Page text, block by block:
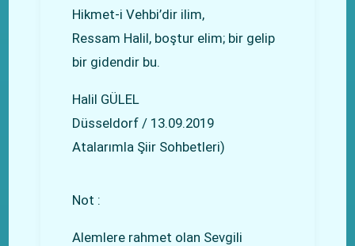
Hikmet-i Vehbi’dir ilim,
Ressam Halil, boştur elim; bir gelip
bir gidendir bu.
Halil GÜLEL
Düsseldorf / 13.09.2019
Atalarımla Şiir Sohbetleri)
Not :
Alemlere rahmet olan Sevgili